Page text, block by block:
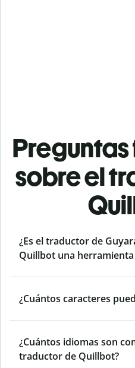
sobre el
¿Es el traductor de
Quillbot una
¿Cuántos caracteres
¿Cuántos idiomas son
traductor de Quillbot?